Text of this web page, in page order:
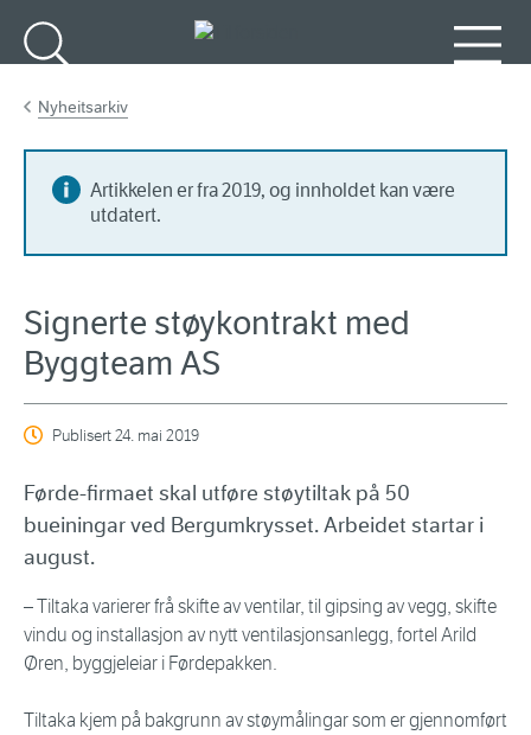
Nyheitsarkiv
Artikkelen er fra 2019, og innholdet kan være
utdatert.
Signerte støykontrakt med
Byggteam AS
Publisert24. mai 2019
Førde-firmaet skal utføre støytiltak på 50
bueiningar ved Bergumkrysset. Arbeidet startar i
august.
– Tiltaka varierer frå skifte av ventilar, til gipsing av vegg, skifte
vindu og installasjon av nytt ventilasjonsanlegg, fortel Arild
Øren, byggjeleiar i Førdepakken.
Tiltaka kjem på bakgrunn av støymålingar som er gjennomført